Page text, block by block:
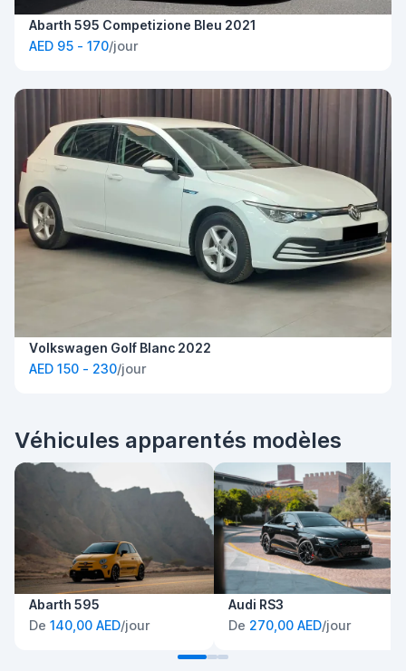
Abarth 595 Competizione Bleu 2021
AED 95 - 170/jour
Volkswagen Golf Blanc 2022
AED 150 - 230/jour
Véhicules apparentés modèles
Abarth 595
De 140,00 AED/jour
Audi RS3
De 270,00 AED/jour